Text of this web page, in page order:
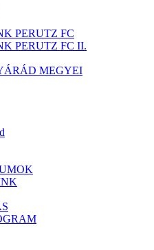
PERUTZ FC
PERUTZ FC II.
MEGYEI